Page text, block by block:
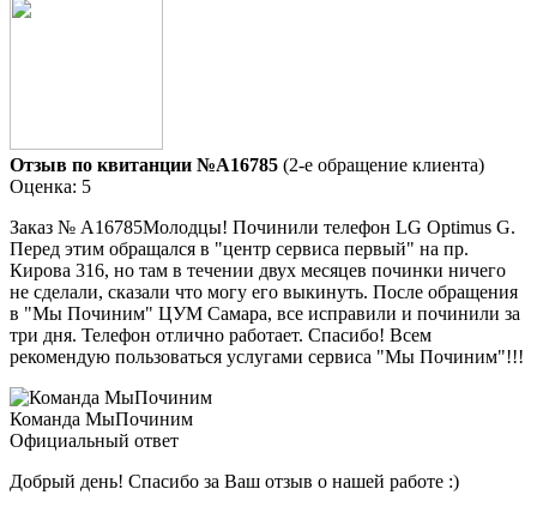
Отзыв по квитанции №A16785 (2-е обращение клиента)
Оценка: 5
Заказ № А16785Молодцы! Починили телефон LG Optimus G.
Перед этим обращался в "центр сервиса первый" на пр.
Кирова 316, но там в течении двух месяцев починки ничего
не сделали, сказали что могу его выкинуть. После обращения
в "Мы Починим" ЦУМ Самара, все исправили и починили за
три дня. Телефон отлично работает. Спасибо! Всем
рекомендую пользоваться услугами сервиса "Мы Починим"!!!
Команда МыПочиним
Официальный ответ
Добрый день! Спасибо за Ваш отзыв о нашей работе :)